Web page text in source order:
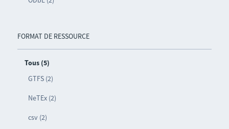
FORMAT DE RESSOURCE
Tous (5)
GTFS (2)
NeTEx (2)
csv (2)